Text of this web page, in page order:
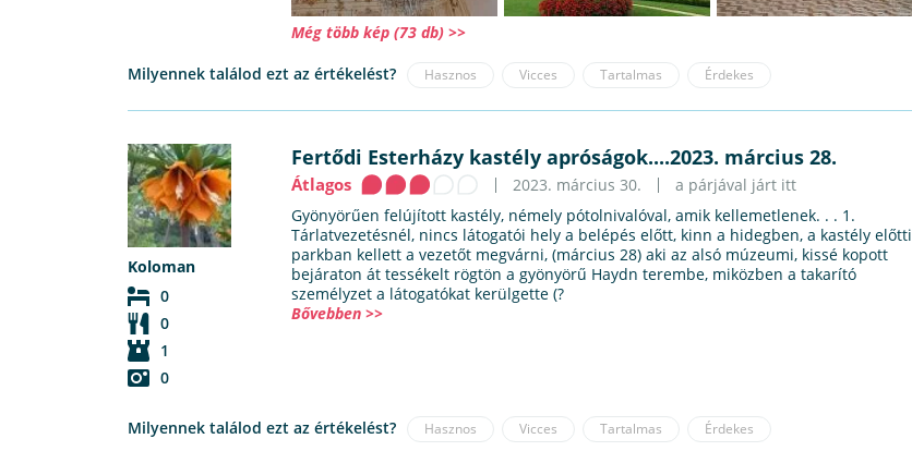
Még több kép (73 db) >>
Milyennek találod ezt az értékelést?
Hasznos Vicces Tartalmas Érdekes
Koloman
0
0
1
0
Fertődi Esterházy kastély apróságok....2023. március 28.
Átlagos 2023. március 30.
a párjával járt itt
Gyönyörűen felújított kastély, némely pótolnivalóval, amik kellemetlenek. . . 1.
Tárlatvezetésnél, nincs látogatói hely a belépés előtt, kinn a hidegben, a kastély előtti
parkban kellett a vezetőt megvárni, (március 28) aki az alsó múzeumi, kissé kopott
bejáraton át tessékelt rögtön a gyönyörű Haydn terembe, miközben a takarító
személyzet a látogatókat kerülgette (?
Bővebben >>
Milyennek találod ezt az értékelést? Hasznos Vicces Tartalmas Érdekes